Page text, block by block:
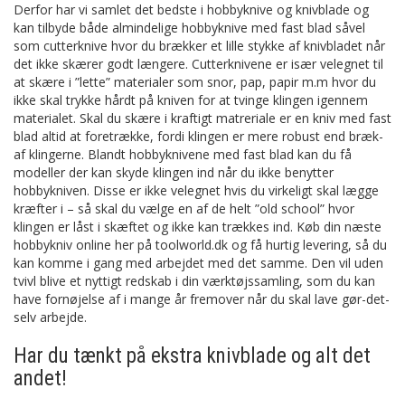
Derfor har vi samlet det bedste i hobbyknive og knivblade og
kan tilbyde både almindelige hobbyknive med fast blad såvel
som cutterknive hvor du brækker et lille stykke af knivbladet når
det ikke skærer godt længere. Cutterknivene er især velegnet til
at skære i ”lette” materialer som snor, pap, papir m.m hvor du
ikke skal trykke hårdt på kniven for at tvinge klingen igennem
materialet. Skal du skære i kraftigt matreriale er en kniv med fast
blad altid at foretrække, fordi klingen er mere robust end bræk-
af klingerne. Blandt hobbyknivene med fast blad kan du få
modeller der kan skyde klingen ind når du ikke benytter
hobbykniven. Disse er ikke velegnet hvis du virkeligt skal lægge
kræfter i – så skal du vælge en af de helt ”old school” hvor
klingen er låst i skæftet og ikke kan trækkes ind. Køb din næste
hobbykniv online her på toolworld.dk og få hurtig levering, så du
kan komme i gang med arbejdet med det samme. Den vil uden
tvivl blive et nyttigt redskab i din værktøjssamling, som du kan
have fornøjelse af i mange år fremover når du skal lave gør-det-
selv arbejde.
Har du tænkt på ekstra knivblade og alt det
andet!